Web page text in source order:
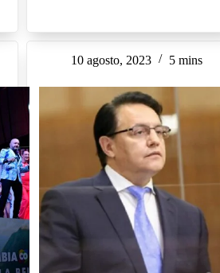
10 agosto, 2023 5 mins